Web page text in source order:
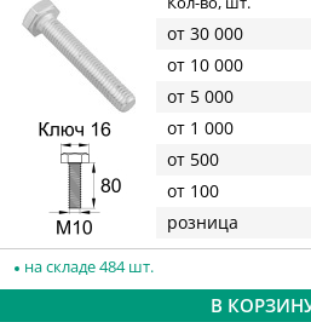
от 30 000
от 10 000
от 5 000
от 1 000
от 500
от 100
розница
на складе 484 шт.
В